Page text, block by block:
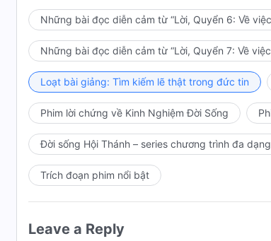
Những bài đọc diễn cảm từ “Lời, Quyển 6: Về
Những bài đọc diễn cảm từ “Lời, Quyển 7: Về
Loạt bài giảng: Tìm kiếm lẽ thật trong đức tin
Phim lời chứng về Kinh Nghiệm Đời Sống
Đời sống Hội Thánh – series chương trình đa dạng
Trích đoạn phim nổi bật
Leave a Reply